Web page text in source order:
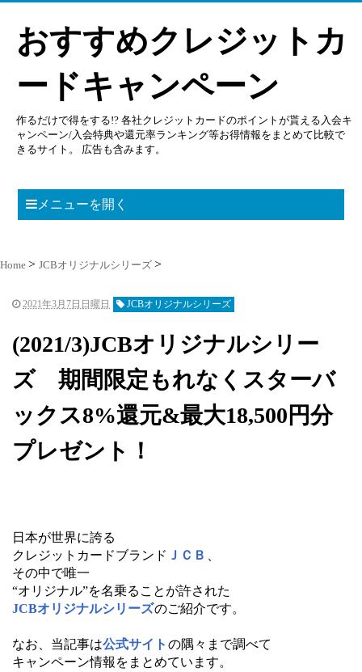
おすすめクレジットカ
ードキャンペーン
作るだけで得をする!? 各社クレジットカードのポイントが貰える入会キ
ャンペーン/入会特典や還元率ランキング等お得情報をまとめて比較で
きるサイト。 広告も含みます。
メニューを開く
Home JCBオリジナルシリーズ
2021年3月7日日曜日 JCBオリジナルシリーズ
(2021/3)JCBオリジナルシリー
ズ 期間限定もれなくスターバ
ックス8%還元&最大18,500円分
プレゼント！
日本が世界に誇る
クレジットカードブランド ＪＣＢ
その中で唯一
“オリジナル”を名乗ることが許された
JCBオリジナルシリーズのご紹介です。
なお、当記事は公式サイト の隅々まで調べて
キャンペーン情報をまとめています。